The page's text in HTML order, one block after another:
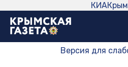
КИА
Версия для